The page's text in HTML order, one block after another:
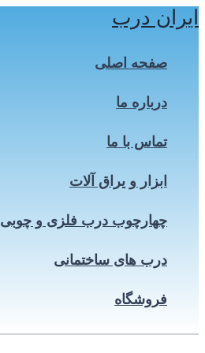
پرش
ایران درب
صفحه اصلی
درباره ما
تماس با ما
ابزار و یراق آلات
چهارچوب درب فلزی و چوبی
درب های ساختمانی
فروشگاه